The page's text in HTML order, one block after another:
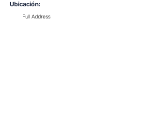
Ubicación:
Full Address